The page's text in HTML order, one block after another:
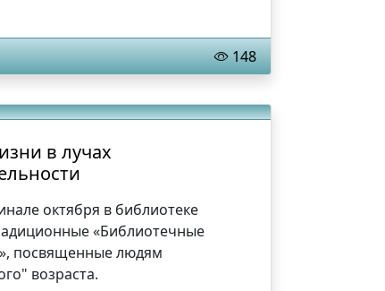
148
в лучах
октября в библиотеке
«Библиотечные
посвященные людям
возраста.